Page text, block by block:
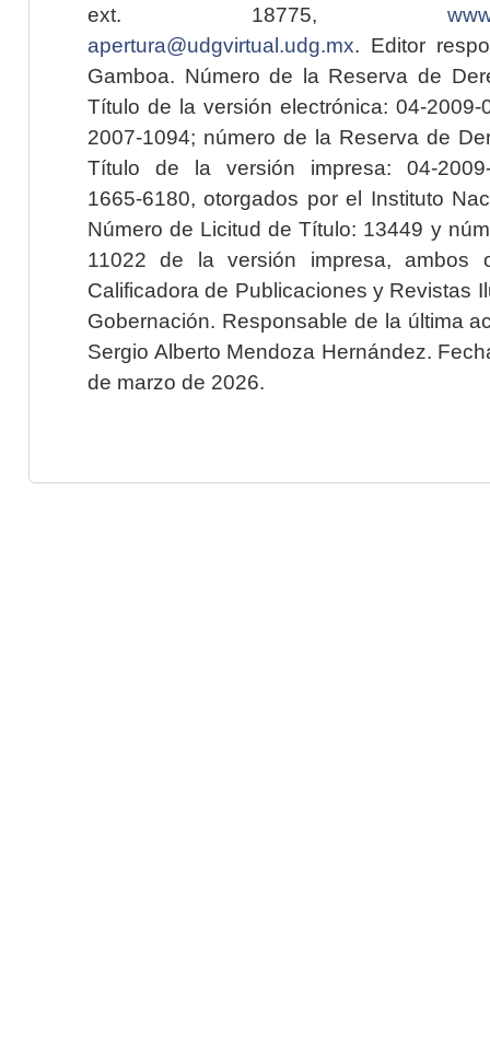
ext. 18775,
apertura@udgvirtual.udg.mx. Editor
Gamboa. Número de la Reserva de
Título de la versión electrónica: 04-2009-
2007-1094; número de la Reserva de
Título de la versión impresa: 04-2009-
1665-6180, otorgados por el Instituto
Número de Licitud de Título: 13449 y
11022 de la versión impresa, ambos
Calificadora de Publicaciones y Revistas
Gobernación. Responsable de la última
Sergio Alberto Mendoza Hernández.
de marzo de 2026.